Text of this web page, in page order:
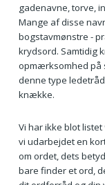
gadenavne, torve,
Mange af disse
bogstavmønstre -
krydsord. Samtidig
opmærksomhed på
denne type
knække.
Vi har ikke blot
vi udarbejdet en
om ordet, dets
bare finder et ord,